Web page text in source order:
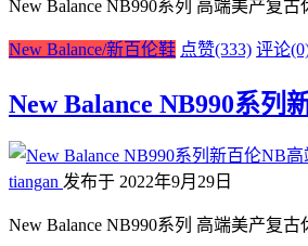
New Balance NB990系列 高端美产复
New Balance/新百伦鞋 点赞(333) 评论
New Balance NB990系列
tiangan 发布于 2022年9月29日
New Balance NB990系列 高端美产复